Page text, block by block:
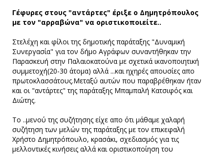
Γέφυρες στους "αντάρτες" έριξε ο Δημητρόπουλος
με τον "αρραβώνα" να οριστικοποιείτε..
Στελέχη και φίλοι της δημοτικής παράταξης "Δυναμική
Συνεργασία" για τον δήμο Αγράφων συναντήθηκαν την
Παρασκευή στην Παλαιοκατούνα με σχετικά ικανοποιητική
συμμετοχή(20-30 άτομα) αλλά ...και ηχηρές απουσίες απο
πρωτοκλασσάτους.Μεταξύ αυτών που παραβρέθηκαν ήταν
και οι "αντάρτες" της παράταξης Μπαμπαλή Κατσιφός και
Διώτης.
Το ..μενού της συζήτησης είχε απο ότι μάθαμε χαλαρή
συζήτηση των μελών της παράταξης με τον επικεφαλή
Χρήστο Δημητρόπουλο, κρασάκι, σχεδιασμός για τις
μελλοντικές κινήσεις αλλά και οριστικοποίηση του